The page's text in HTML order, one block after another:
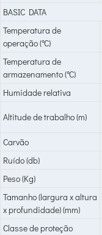
BASIC DATA
Temperatura de
operação (°C)
Temperatura de
armazenamento (°C)
Humidade relativa
Altitude de trabalho (m)
Carvão
Ruído (db)
Peso (Kg)
Tamanho (largura x altura
x profundidade) (mm)
Classe de proteção